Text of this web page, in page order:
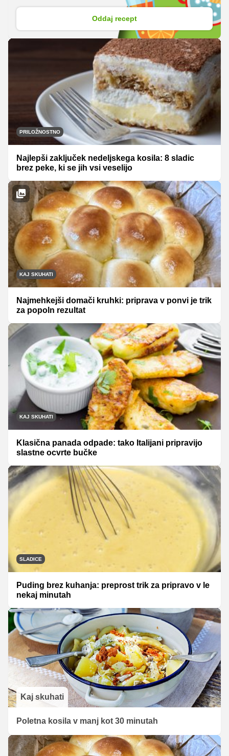
Oddaj recept
PRILOŽNOSTNO
Najlepši zaključek nedeljskega kosila: 8 sladic
brez peke, ki se jih vsi veselijo
KAJ SKUHATI
Najmehkejši domači kruhki: priprava v ponvi je trik
za popoln rezultat
KAJ SKUHATI
Klasična panada odpade: tako Italijani pripravijo
slastne ocvrte bučke
SLADICE
Puding brez kuhanja: preprost trik za pripravo v le
nekaj minutah
Kaj skuhati
Poletna kosila v manj kot 30 minutah